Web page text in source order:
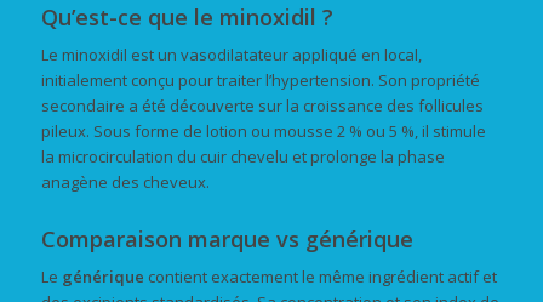
Qu’est-ce que le minoxidil ?
Le minoxidil est un vasodilatateur appliqué en local,
initialement conçu pour traiter l’hypertension. Son propriété
secondaire a été découverte sur la croissance des follicules
pileux. Sous forme de lotion ou mousse 2 % ou 5 %, il stimule
la microcirculation du cuir chevelu et prolonge la phase
anagène des cheveux.
Comparaison marque vs générique
Le générique contient exactement le même ingrédient actif et